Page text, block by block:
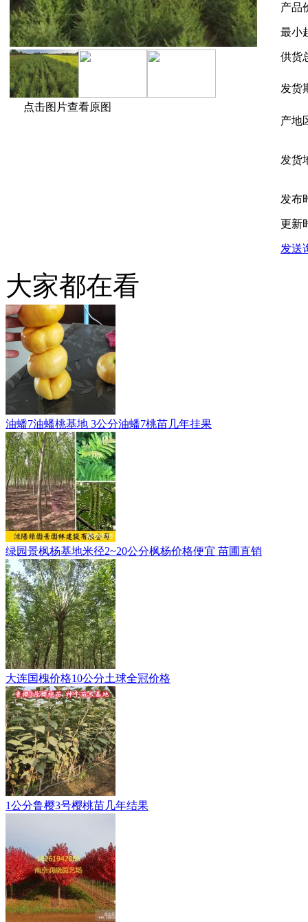
点击图片查看原图
产品
最小
供货
发货
产地
发货
发布
更新
发送
大家都在看
油蟠7油蟠桃基地 3公分油蟠7桃苗几年挂果
绿园景枫杨基地米径2~20公分枫杨价格便宜 苗圃直销
大连国槐价格10公分土球全冠价格
1公分鲁樱3号樱桃苗几年结果